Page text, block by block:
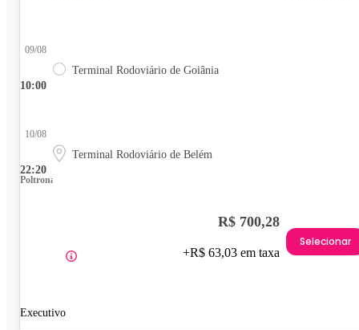
10:00
09/08
Terminal Rodoviário de Goiânia
22:20
10/08
Terminal Rodoviário de Belém
Poltrona
Executivo
R$ 700,28
+R$ 63,03 em taxa
Selecionar